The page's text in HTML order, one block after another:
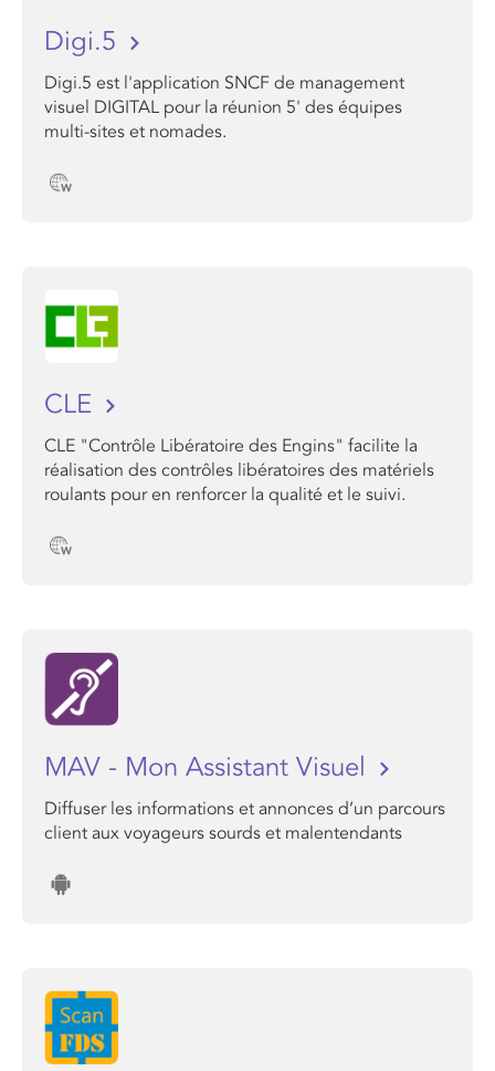
Digi.5
Digi.5 est l'a​pplication SNCF ​de management
visuel DIGITAL pour la réunion 5' des équipes
multi-sites et nomades.
CLE
CLE "Contrôle Libératoire des Engins" facilite la
réalisation des contrôles libératoires des matériels
roulants pour en renforcer la qualité et le suivi.
MAV - Mon Assistant Visuel
Diffuser les informations et annonces d’un parcours
client aux voyageurs sourds et malentendants